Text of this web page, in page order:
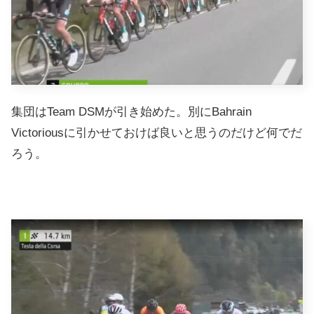
集団はTeam DSMが引き始めた。別にBahrain
Victoriousに引かせておけば良いと思うのだけど何でだ
ろう。